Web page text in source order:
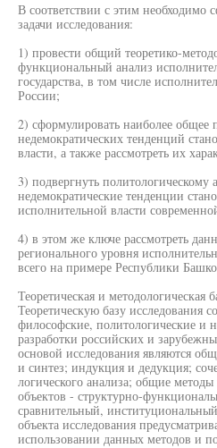
В соответствии с этим необходимо
задачи исследования:
1) провести общий теоретико-
функциональный анализ
государства, в том числе
России;
2) сформулировать наиболее общее
недемократических тенденций
власти, а также рассмотреть их
3) подвергнуть политологическому
недемократические тенденции
исполнительной власти
4) в этом же ключе рассмотреть
регионального уровня
всего на примере Республики
Теоретическая и методологическая
Теоретическую базу исследования
философские, политологические и
разработки российских и
основой исследования являются
и синтез; индукция и дедукция;
логического анализа; общие
объектов - структурно-
сравнительный,
объекта исследования
использовании данных методов и